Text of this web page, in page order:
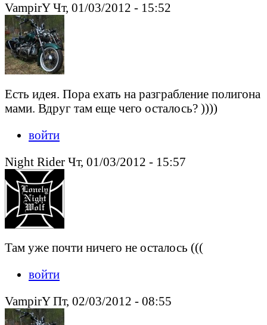
VampirY Чт, 01/03/2012 - 15:52
Есть идея. Пора ехать на разграбление полигона
мами. Вдруг там еще чего осталось? ))))
войти
Night Rider Чт, 01/03/2012 - 15:57
Там уже почти ничего не осталось (((
войти
VampirY Пт, 02/03/2012 - 08:55